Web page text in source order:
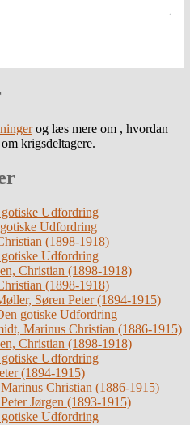
og læs mere om , hvordan
krigsdeltagere.
Udfordring
Udfordring
(1898-1918)
Udfordring
Christian (1898-1918)
(1898-1918)
Søren Peter (1894-1915)
gotiske Udfordring
Marinus Christian (1886-1915)
Christian (1898-1918)
Udfordring
(1894-1915)
Christian (1886-1915)
Jørgen (1893-1915)
Udfordring